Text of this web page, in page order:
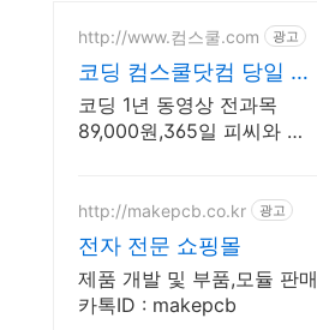
http://www.컴스쿨.com 광고
코딩 컴스쿨닷컴 당일 신
청&결제시 기프티콘!
코딩 1년 동영상 전과목
89,000원,365일 피씨와 모
http://makepcb.co.kr 광고
전자 전문 쇼핑몰
제품 개발 및 부품,모듈 판매 기술상담가능
카톡ID : makepcb